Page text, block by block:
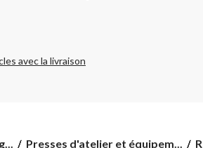
avec la livraison
Presses d'atelier et équipem...